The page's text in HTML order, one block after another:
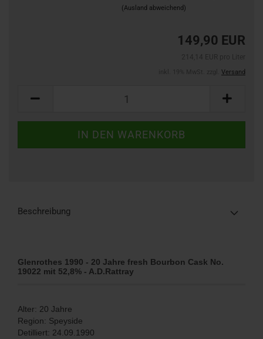
(Ausland abweichend)
149,90 EUR
Versand
Beschreibung
Glenrothes 1990 - 20 Jahre fresh Bourbon Cask No.
19022 mit 52,8% - A.D.Rattray
Alter: 20 Jahre
Region: Speyside
Detilliert: 24.09.1990